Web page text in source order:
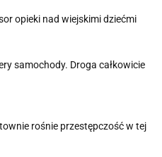
opieki nad wiejskimi dziećmi
samochody. Droga całkowicie
rośnie przestępczość w tej